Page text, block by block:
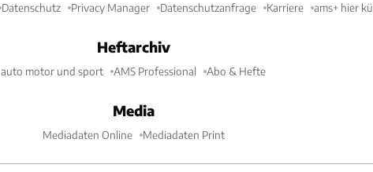
Datenschutz Privacy Manager Datenschutzanfrage Karriere ams+ hier
Heftarchiv
auto motor und sport AMS Professional Abo & Hefte
Media
Mediadaten Online Mediadaten Print